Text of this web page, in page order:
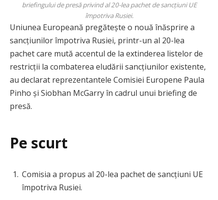
briefingului de presă privind al 20-lea pachet de sancțiuni UE
împotriva Rusiei.
Uniunea Europeană pregătește o nouă înăsprire a
sancțiunilor împotriva Rusiei, printr-un al 20-lea
pachet care mută accentul de la extinderea listelor de
restricții la combaterea eludării sancțiunilor existente,
au declarat reprezentantele Comisiei Europene Paula
Pinho și Siobhan McGarry în cadrul unui briefing de
presă.
Pe scurt
Comisia a propus al 20-lea pachet de sancțiuni UE
împotriva Rusiei.